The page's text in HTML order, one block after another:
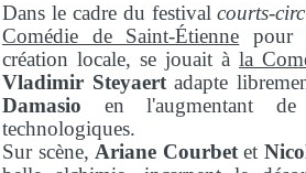
Dans le cadre du festivalcourts-
Comédie de Saint-Étienne pour
création locale, se jouait à la
Vladimir Steyaertadapte
Damasio en l'augmentant
technologiques.
Sur scène, Ariane Courbetet